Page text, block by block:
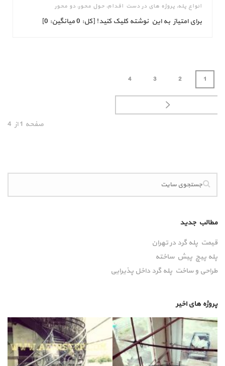
انواع پله, پروژه های در دست اقدام, حول محور, دو محور
برای امتیاز به این نوشته کلیک کنید! [کل: 0 میانگین: 0]
1
2
3
4
صفحه 1از 4
مطالب جدید
قیمت پله گرد در تهران
پله پیچ پیش‌ ساخته
طراحی و ساخت پله گرد داخل پذیرایی
پروژه های اخیر